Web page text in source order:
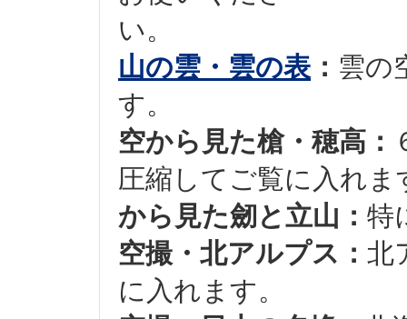
山の雲・雲の表 ： 雲の
す。
空から見た槍・穂高：
圧縮してご覧に入れま
から見た劒と立山： 特
空撮・北アルプス： 北
に入れます。